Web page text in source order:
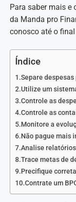
Para saber mais e
da Manda pro
conosco até o
Índice
1.Separe
2.Utilize um
3.Controle as
4.Controle as
5.Monitore a
6.Não pague mais
7.Analise
8.Trace metas de
9.Precifique
10.Contrate um